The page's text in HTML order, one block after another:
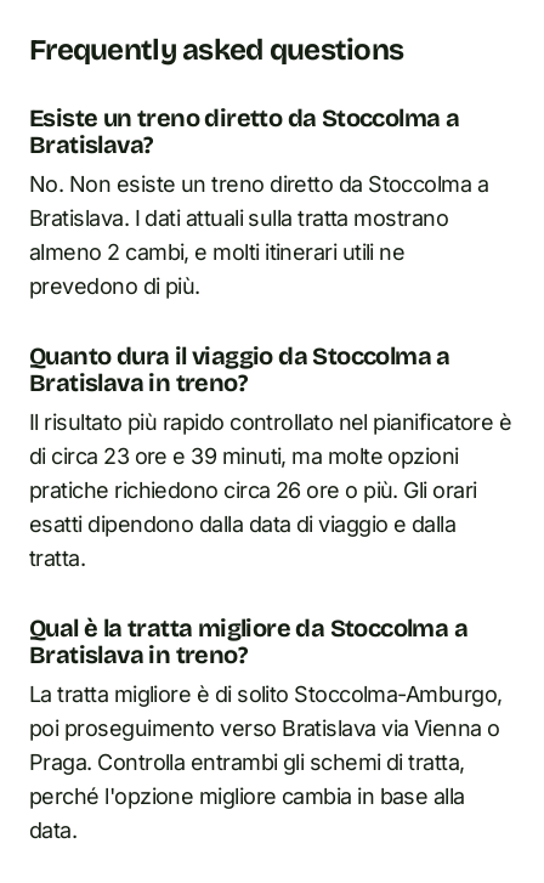
Frequently asked questions
Esiste un treno diretto da Stoccolma a
Bratislava?
No. Non esiste un treno diretto da Stoccolma a
Bratislava. I dati attuali sulla tratta mostrano
almeno 2 cambi, e molti itinerari utili ne
prevedono di più.
Quanto dura il viaggio da Stoccolma a
Bratislava in treno?
Il risultato più rapido controllato nel pianificatore è
di circa 23 ore e 39 minuti, ma molte opzioni
pratiche richiedono circa 26 ore o più. Gli orari
esatti dipendono dalla data di viaggio e dalla
tratta.
Qual è la tratta migliore da Stoccolma a
Bratislava in treno?
La tratta migliore è di solito Stoccolma-Amburgo,
poi proseguimento verso Bratislava via Vienna o
Praga. Controlla entrambi gli schemi di tratta,
perché l'opzione migliore cambia in base alla
data.